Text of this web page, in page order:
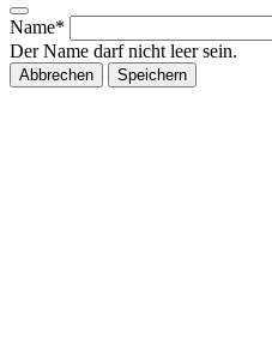
Name*
Der Name darf nicht leer sein.
Abbrechen Speichern